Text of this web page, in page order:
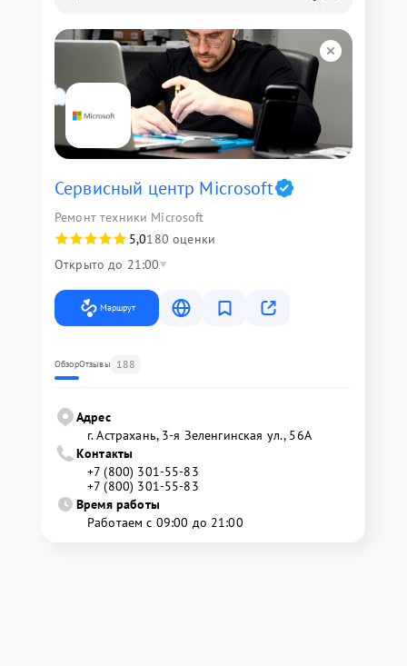
Сервисный центр Microsoft
Ремонт техники Microsoft
5,0180 оценки
Открыто до 21:00
Маршрут
ОбзорОтзывы 188
Адрес
г. Астрахань, 3-я Зеленгинская ул., 56А
Контакты
+7 (800) 301-55-83
+7 (800) 301-55-83
Время работы
Работаем с 09:00 до 21:00